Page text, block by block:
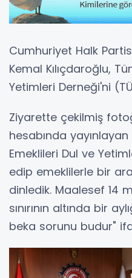
Cumhuriyet Halk
Kemal Kılıçdaroğlu,
Yetimleri Derneği'ni
Ziyarette çekilmiş
hesabında yayınlayan
Emeklileri Dul ve
edip emeklilerle bir
dinledik. Maalesef 14
sınırının altında bir
beka sorunu budur"